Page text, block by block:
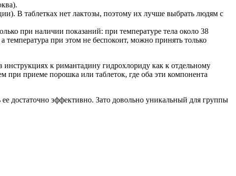
В таблетках нет лактозы, поэтому их лучше выбрать людям с
при наличии показаний: при температуре тела около 38
температура при этом не беспокоит, можно принять только
к римантадину гидрохлориду как к отдельному
при приеме порошка или таблеток, где оба эти компонента
достаточно эффективно. Зато довольно уникальный для группы